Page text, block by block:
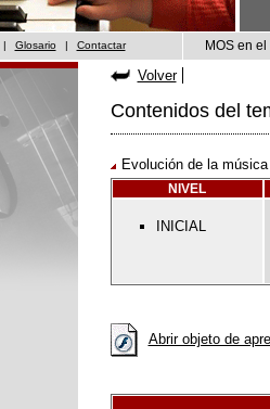
| Glosario | Contactar MOS en
Volver
Contenidos del
Evolución de la
NIVEL
INICIAL
Abrir objeto de